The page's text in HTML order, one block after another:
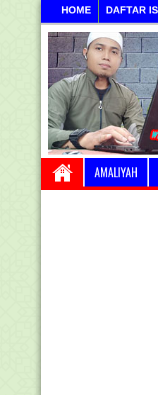
HOME DAFTAR
AMALIYAH